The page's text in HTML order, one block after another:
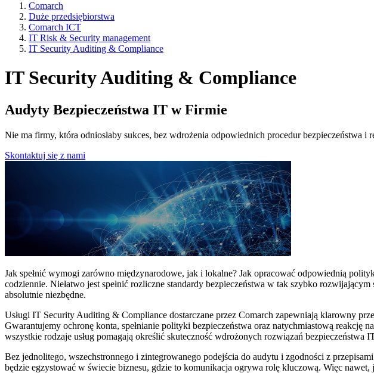
Comarch
Duże przedsiębiorstwa
Comarch ICT
IT Risk & Security management
IT Security Auditing & Compliance
IT Security Auditing & Compliance
Audyty Bezpieczeństwa IT w Firmie
Nie ma firmy, która odniosłaby sukces, bez wdrożenia odpowiednich procedur bezpieczeństwa i
Skontaktuj się z nami
Jak spełnić wymogi zarówno międzynarodowe, jak i lokalne? Jak opracować odpowiednią
codziennie. Niełatwo jest spełnić rozliczne standardy bezpieczeństwa w tak szybko
absolutnie niezbędne.
Usługi IT Security Auditing & Compliance dostarczane przez Comarch zapewniają klarowny
Gwarantujemy ochronę konta, spełnianie polityki bezpieczeństwa oraz natychmiastową reakcję
wszystkie rodzaje usług pomagają określić skuteczność wdrożonych rozwiązań
Bez jednolitego, wszechstronnego i zintegrowanego podejścia do audytu i zgodności z
będzie egzystować w świecie biznesu, gdzie to komunikacja ogrywa rolę kluczową. Więc nawet,